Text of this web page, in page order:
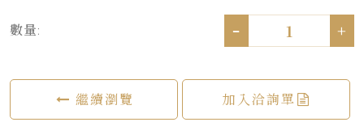
數量: - +
繼續瀏覽 加入洽詢單